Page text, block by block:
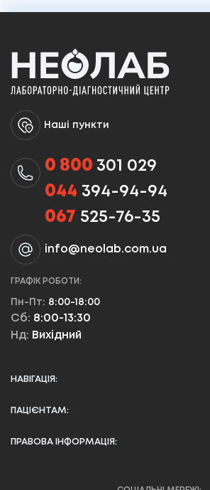
Наші пункти
0 800 301 029
044 394-94-94
067 525-76-35
info@neolab.com.ua
ГРАФІК РОБОТИ:
Пн-Пт: 8:00-18:00
Сб: 8:00-13:30
Нд: Вихідний
НАВІГАЦІЯ:
ПАЦІЄНТАМ:
ПРАВОВА ІНФОРМАЦІЯ: